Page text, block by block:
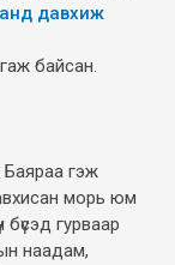
давхиж
байсан.
Баяраа гэж
морь юм
бүсэд гурваар
наадам,